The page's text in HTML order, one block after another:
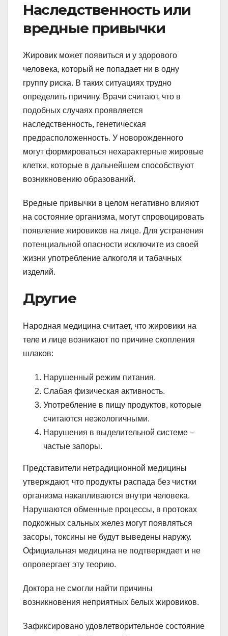
Наследственность или
вредные привычки
Жировик может появиться и у здорового
человека, который не попадает ни в одну
группу риска. В таких ситуациях трудно
определить причину. Врачи считают, что в
подобных случаях проявляется
наследственность, генетическая
предрасположенность. У новорожденного
могут формироваться нехарактерные жировые
клетки, которые в дальнейшем способствуют
возникновению образований.
Вредные привычки в целом негативно влияют
на состояние организма, могут спровоцировать
появление жировиков на лице. Для устранения
потенциальной опасности исключите из своей
жизни употребление алкоголя и табачных
изделий.
Другие
Народная медицина считает, что жировики на
теле и лице возникают по причине скопления
шлаков:
Нарушенный режим питания.
Слабая физическая активность.
Употребление в пищу продуктов, которые
считаются неэкологичными.
Нарушения в выделительной системе –
частые запоры.
Представители нетрадиционной медицины
утверждают, что продукты распада без чистки
организма накапливаются внутри человека.
Нарушаются обменные процессы, в протоках
подкожных сальных желез могут появляться
засоры, токсины не будут выведены наружу.
Официальная медицина не подтверждает и не
опровергает эту теорию.
Доктора не смогли найти причины
возникновения неприятных белых жировиков.
Зафиксировано удовлетворительное состояние